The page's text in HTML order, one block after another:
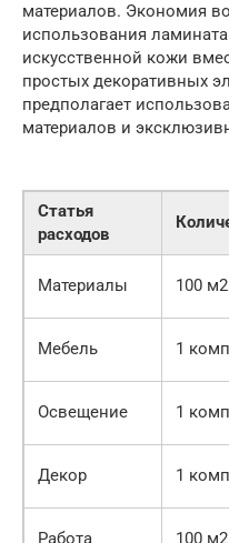
материалов. Экономия
использования
искусственной кожи
простых декоративных
предполагает
материалов и
Статья
расходов
Материалы 100 м2
Мебель 1
Освещение 1
Декор 1
Работа 100 м2